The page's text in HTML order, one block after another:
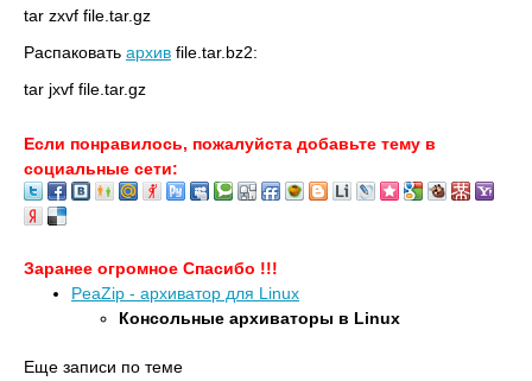
tar zxvf file.tar.gz
Распаковать архив file.tar.bz2:
tar jxvf file.tar.gz
Если понравилось, пожалуйста добавьте тему в
социальные сети:
Заранее огромное Спасибо !!!
PeaZip - архиватор для Linux
Консольные архиваторы в Linux
Еще записи по теме